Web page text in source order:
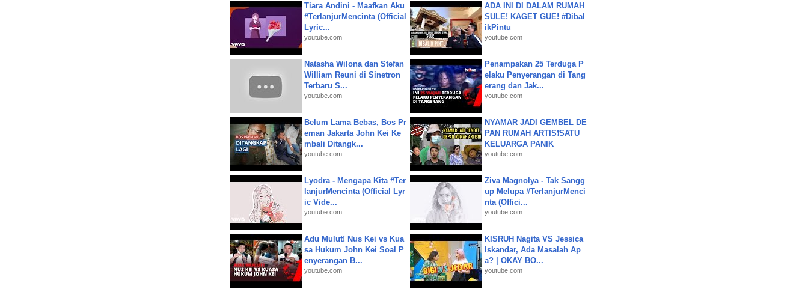
Tiara Andini - Maafkan Aku
#TerlanjurMencinta (Official
Lyric...
youtube.com
ADA INI DI DALAM RUMAH
SULE! KAGET GUE! #Dibal
ikPintu
youtube.com
Natasha Wilona dan Stefan
William Reuni di Sinetron
Terbaru S...
youtube.com
Penampakan 25 Terduga P
elaku Penyerangan di Tang
erang dan Jak...
youtube.com
Belum Lama Bebas, Bos Pr
eman Jakarta John Kei Ke
mbali Ditangk...
youtube.com
NYAMAR JADI GEMBEL DE
PAN RUMAH ARTIS❗SATU
KELUARGA PANIK
youtube.com
Lyodra - Mengapa Kita #Ter
lanjurMencinta (Official Lyr
ic Vide...
youtube.com
Ziva Magnolya - Tak Sangg
up Melupa #TerlanjurMenci
nta (Offici...
youtube.com
Adu Mulut! Nus Kei vs Kua
sa Hukum John Kei Soal P
enyerangan B...
youtube.com
KISRUH Nagita VS Jessica
Iskandar, Ada Masalah Ap
a? | OKAY BO...
youtube.com